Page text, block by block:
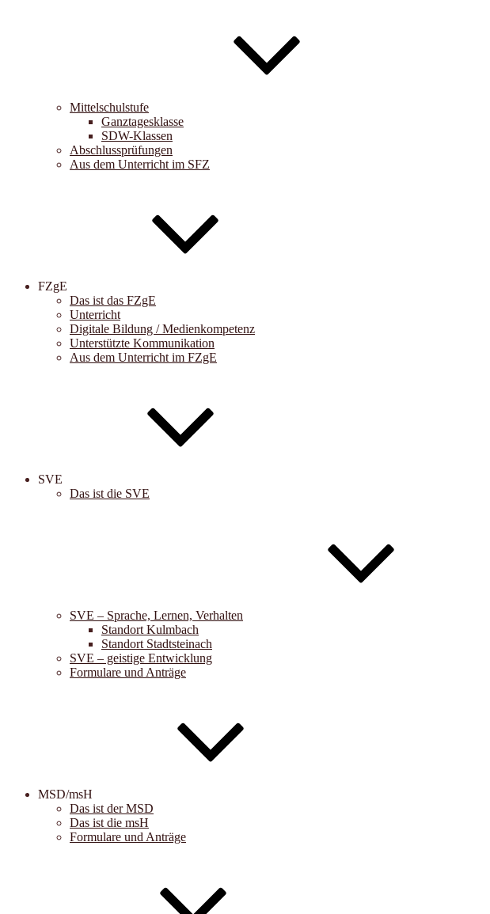
Mittelschulstufe
Ganztagesklasse
SDW-Klassen
Abschlussprüfungen
Aus dem Unterricht im SFZ
FZgE
Das ist das FZgE
Unterricht
Digitale Bildung / Medienkompetenz
Unterstützte Kommunikation
Aus dem Unterricht im FZgE
SVE
Das ist die SVE
SVE – Sprache, Lernen, Verhalten
Standort Kulmbach
Standort Stadtsteinach
SVE – geistige Entwicklung
Formulare und Anträge
MSD/msH
Das ist der MSD
Das ist die msH
Formulare und Anträge